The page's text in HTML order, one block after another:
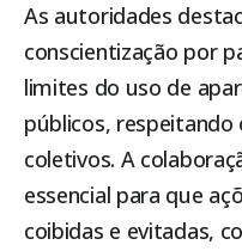
As autoridades
conscientização por
limites do uso de
públicos, respeitando
coletivos. A
essencial para que
coibidas e evitadas,